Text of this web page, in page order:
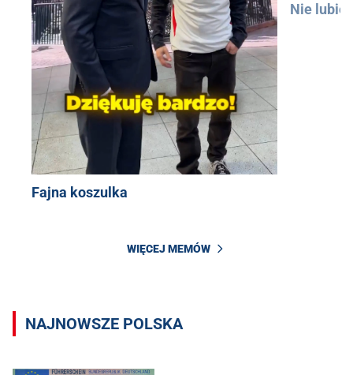
Fajna koszulka
Nie lubię
WIĘCEJ MEMÓW
NAJNOWSZE POLSKA